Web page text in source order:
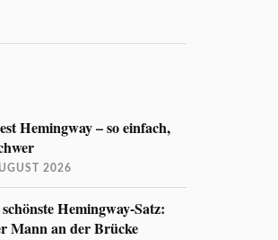
Hemingway – so einfach,
2026
Hemingway-Satz:
Mann an der Brücke